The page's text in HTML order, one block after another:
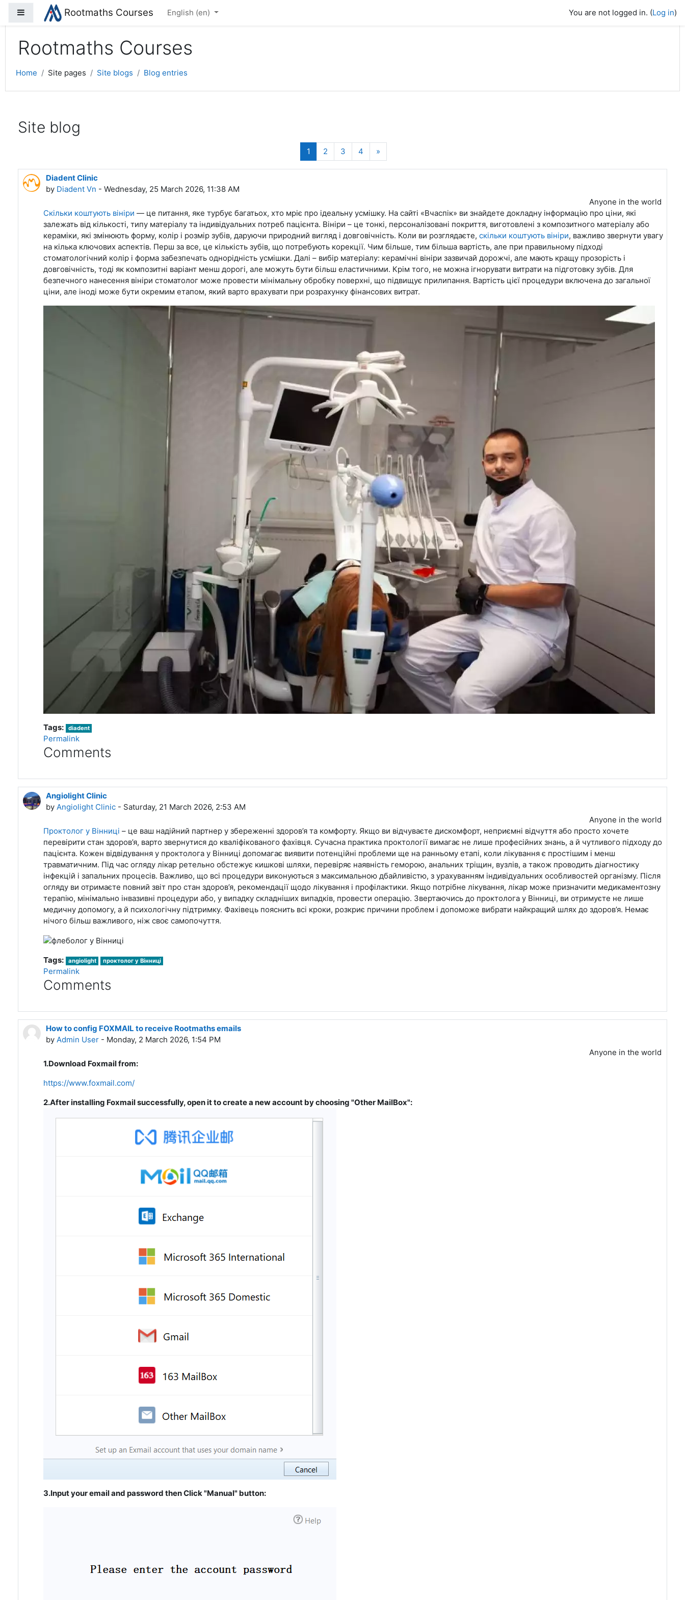
Skip to main content
Side panel Rootmaths Courses English ‎(en)‎ You are not logged in. (Log in)
Rootmaths Courses
Home Site pages Site blogs Blog entries
Site blog
1 (current)
2 3 4 »Next page
Diadent Clinic
by Diadent Vn - Wednesday, 25 March 2026, 11:38 AM
Anyone in the world
Скільки коштують вініри — це питання, яке турбує багатьох, хто мріє про ідеальну усмішку. На сайті «Вчаспік» ви знайдете докладну інформацію про ціни, які
залежать від кількості, типу матеріалу та індивідуальних потреб пацієнта. Вініри – це тонкі, персоналізовані покриття, виготовлені з композитного матеріалу або
кераміки, які змінюють форму, колір і розмір зубів, даруючи природний вигляд і довговічність. Коли ви розглядаєте, скільки коштують вініри, важливо звернути увагу
на кілька ключових аспектів. Перш за все, це кількість зубів, що потребують корекції. Чим більше, тим більша вартість, але при правильному підході
стоматологічний колір і форма забезпечать однорідність усмішки. Далі – вибір матеріалу: керамічні вініри зазвичай дорожчі, але мають кращу прозорість і
довговічність, тоді як композитні варіант менш дорогі, але можуть бути більш еластичними. Крім того, не можна ігнорувати витрати на підготовку зубів. Для
безпечного нанесення вініри стоматолог може провести мінімальну обробку поверхні, що підвищує прилипання. Вартість цієї процедури включена до загальної
ціни, але іноді може бути окремим етапом, який варто врахувати при розрахунку фінансових витрат.
Tags: diadent
Permalink
Comments
Angiolight Clinic
by Angiolight Clinic - Saturday, 21 March 2026, 2:53 AM
Anyone in the world
Проктолог у Вінниці – це ваш надійний партнер у збереженні здоров’я та комфорту. Якщо ви відчуваєте дискомфорт, неприємні відчуття або просто хочете
перевірити стан здоров’я, варто звернутися до кваліфікованого фахівця. Сучасна практика проктології вимагає не лише професійних знань, а й чутливого підходу до
пацієнта. Кожен відвідування у проктолога у Вінниці допомагає виявити потенційні проблеми ще на ранньому етапі, коли лікування є простішим і менш
травматичним. Під час огляду лікар ретельно обстежує кишкові шляхи, перевіряє наявність геморою, анальних тріщин, вузлів, а також проводить діагностику
інфекцій і запальних процесів. Важливо, що всі процедури виконуються з максимальною дбайливістю, з урахуванням індивідуальних особливостей організму. Після
огляду ви отримаєте повний звіт про стан здоров’я, рекомендації щодо лікування і профілактики. Якщо потрібне лікування, лікар може призначити медикаментозну
терапію, мінімально інвазивні процедури або, у випадку складніших випадків, провести операцію. Звертаючись до проктолога у Вінниці, ви отримуєте не лише
медичну допомогу, а й психологічну підтримку. Фахівець пояснить всі кроки, розкриє причини проблем і допоможе вибрати найкращий шлях до здоров’я. Немає
нічого більш важливого, ніж своє самопочуття.
Tags: angiolight проктолог у Вінниці
Permalink
Comments
How to config FOXMAIL to receive Rootmaths emails
by Admin User - Monday, 2 March 2026, 1:54 PM
Anyone in the world
1.Download Foxmail from:
https://www.foxmail.com/
2.After installing Foxmail successfully, open it to create a new account by choosing "Other MailBox":
3.Input your email and password then Click "Manual" button: